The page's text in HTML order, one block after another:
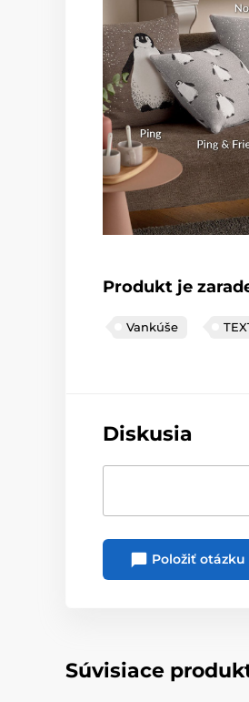
Produkt je
Vankúše
Diskusia
Položiť otázku
Súvisiace